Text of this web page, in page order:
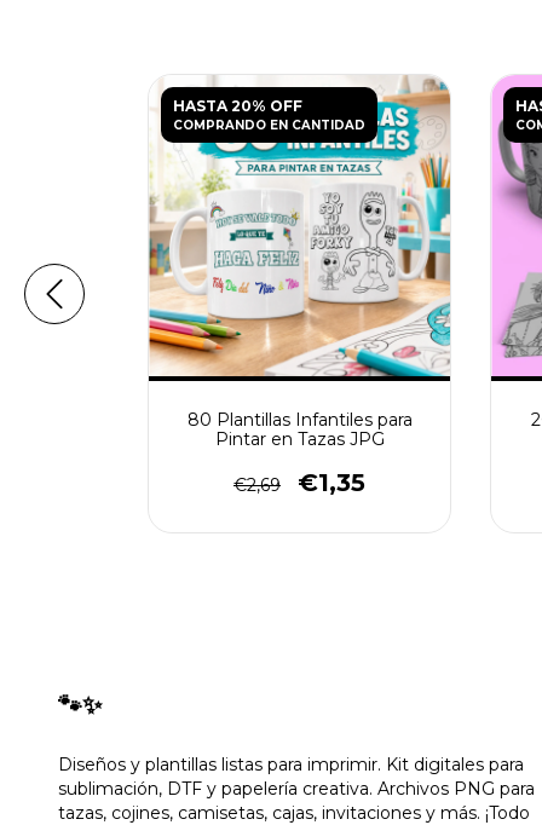
para
HASTA 20% OFF
COMPRANDO EN CANTIDAD
80 Plantillas Infantiles para
Pintar en Tazas JPG
€2,69 €1,35
🐾✨
Diseños y plantillas listas para imprimir. Kit digitales para
sublimación, DTF y papelería creativa. Archivos PNG para
tazas, cojines, camisetas, cajas, invitaciones y más. ¡Todo